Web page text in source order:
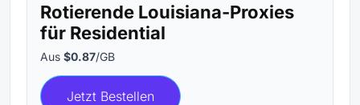
Rotierende Louisiana-Proxies
für Residential
Aus $0.87/GB
Jetzt Bestellen